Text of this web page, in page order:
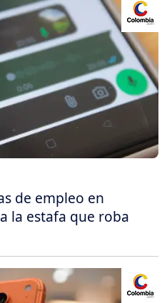
de empleo en
la estafa que roba